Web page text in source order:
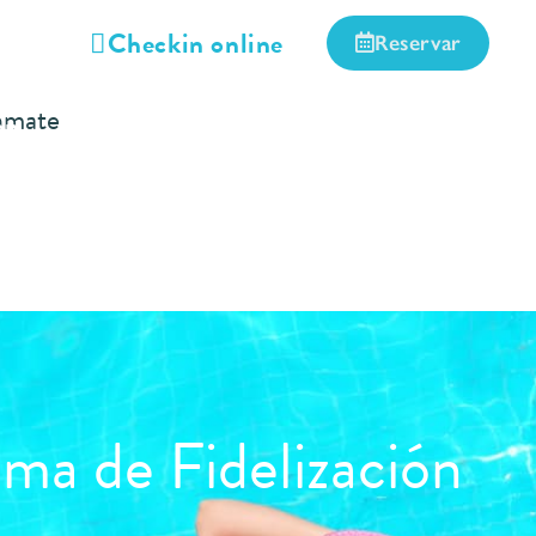
Checkin online Reservar
de Fidelización